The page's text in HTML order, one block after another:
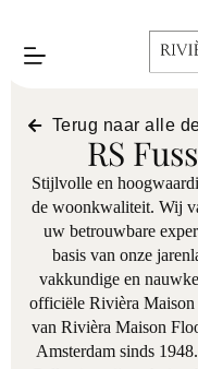
Terug naar alle
RS
Stijlvolle en
de woonkwaliteit. Wij
uw betrouwbare
basis van onze
vakkundige en
officiële Rivièra
van Rivièra Maison
Amsterdam sinds